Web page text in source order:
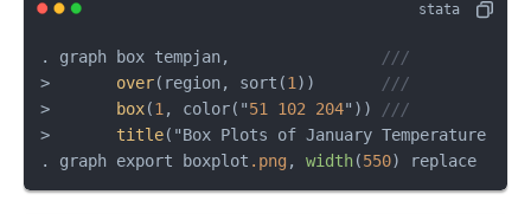
. graph box tempjan,
///
> over(region, sort(1 ))
///
>
box(1 , color("51 102 204"))
///
> title("Box Plots of January Temperature by
. graph export boxplot .png , width(550) replace